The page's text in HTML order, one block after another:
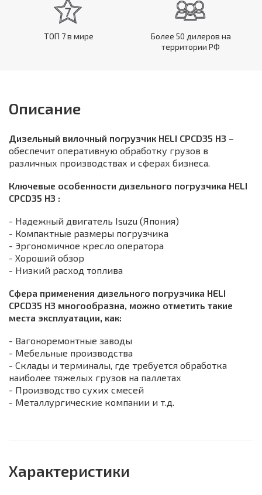
ТОП 7 в мире
Более 50 дилеров на
территории РФ
Описание
Дизельный вилочный погрузчик HELI CPCD35 H3 –
обеспечит оперативную обработку грузов в
различных производствах и сферах бизнеса.
Ключевые особенности дизельного погрузчика HELI
CPCD35 H3 :
- Надежный двигатель Isuzu (Япония)
- Компактные размеры погрузчика
- Эргономичное кресло оператора
- Хороший обзор
- Низкий расход топлива
Сфера применения дизельного погрузчика HELI
CPCD35 H3 многообразна, можно отметить такие
места эксплуатации, как:
- Вагоноремонтные заводы
- Мебельные производства
- Склады и терминалы, где требуется обработка
наиболее тяжелых грузов на паллетах
- Производство сухих смесей
- Металлургические компании и т.д.
Характеристики